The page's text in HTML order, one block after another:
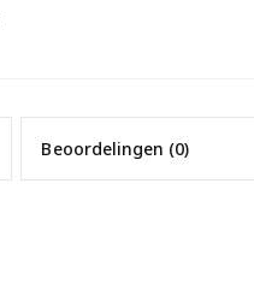
Beoordelingen (0)